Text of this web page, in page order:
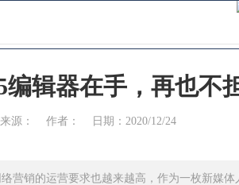
资讯
辑器在手，再也不
来源： 作者： 日期：2020/12/24
营销的运营要求也越来越高，作为一枚新媒